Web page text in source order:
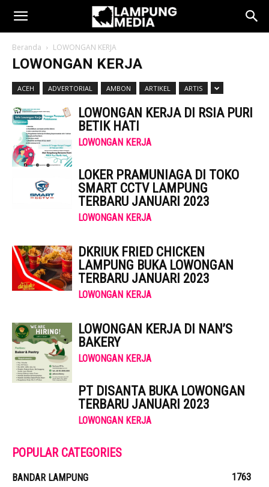
Beranda LOWONGAN KERJA
LOWONGAN KERJA
ACEH ADVERTORIAL AMBON ARTIKEL ARTIS
LOWONGAN KERJA DI RSIA PURI
BETIK HATI
LOWONGAN KERJA
LOKER PRAMUNIAGA DI TOKO
SMART CCTV LAMPUNG
TERBARU JANUARI 2023
LOWONGAN KERJA
DKRIUK FRIED CHICKEN
LAMPUNG BUKA LOWONGAN
TERBARU JANUARI 2023
LOWONGAN KERJA
LOWONGAN KERJA DI NAN’S
BAKERY
LOWONGAN KERJA
PT DISANTA BUKA LOWONGAN
TERBARU JANUARI 2023
LOWONGAN KERJA
POPULAR CATEGORIES
BANDAR LAMPUNG
1763